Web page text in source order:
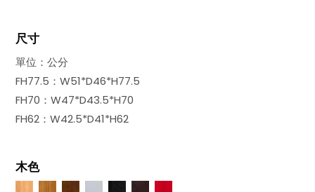
尺寸
單位：公分
FH77.5：W51*D46*H77.5
FH70：W47*D43.5*H70
FH62：W42.5*D41*H62
木色